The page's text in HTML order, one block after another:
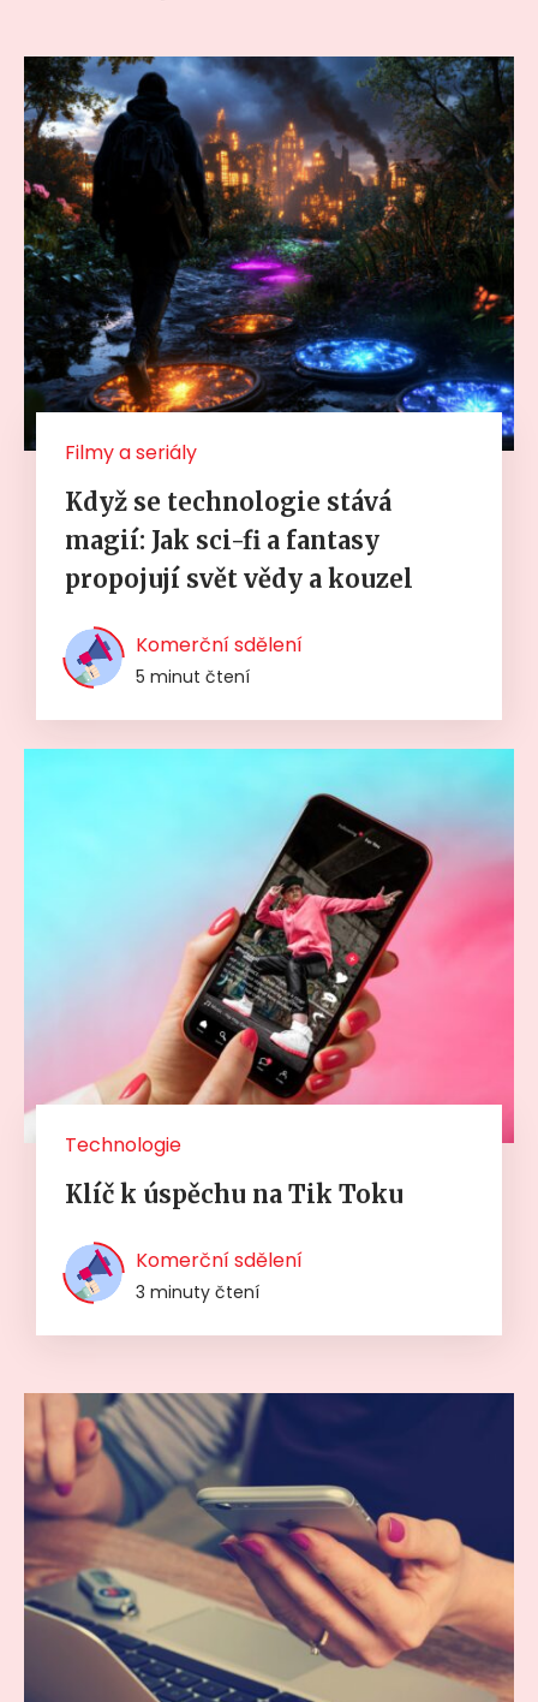
Filmy a seriály
Když se technologie stává
magií: Jak sci-fi a fantasy
propojují svět vědy a kouzel
Komerční sdělení
5 minut čtení
Technologie
Klíč k úspěchu na Tik Toku
Komerční sdělení
3 minuty čtení